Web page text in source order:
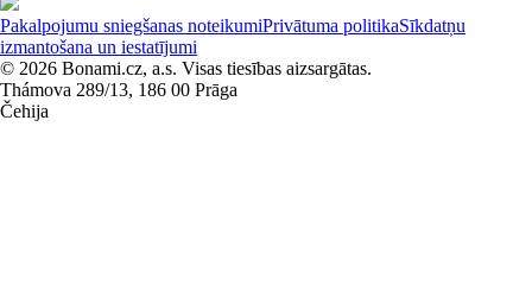
Pakalpojumu sniegšanas noteikumiPrivātuma politikaSīkdatņu
izmantošana un iestatījumi
© 2026 Bonami.cz, a.s. Visas tiesības aizsargātas.
Thámova 289/13, 186 00 Prāga
Čehija